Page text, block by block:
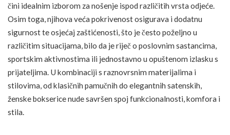
čini idealnim izborom za nošenje ispod različitih vrsta odjeće.
Osim toga, njihova veća pokrivenost osigurava i dodatnu
sigurnost te osjećaj zaštićenosti, što je često poželjno u
različitim situacijama, bilo da je riječ o poslovnim sastancima,
sportskim aktivnostima ili jednostavno u opuštenom izlasku s
prijateljima. U kombinaciji s raznovrsnim materijalima i
stilovima, od klasičnih pamučnih do elegantnih satenskih,
ženske bokserice nude savršen spoj funkcionalnosti, komfora i
stila.